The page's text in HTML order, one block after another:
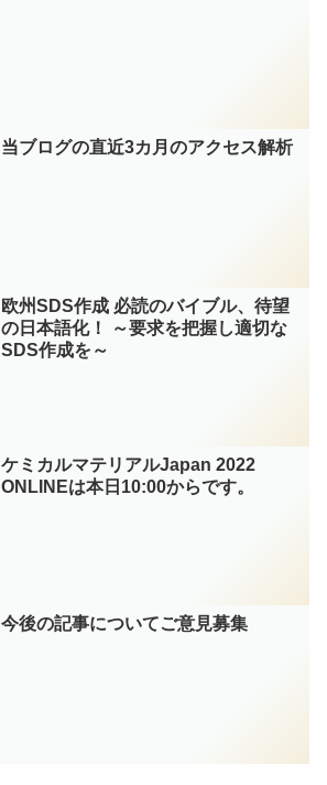
当ブログの直近3カ月のアクセス解析
欧州SDS作成 必読のバイブル、待望
の日本語化！ ～要求を把握し適切な
SDS作成を～
ケミカルマテリアルJapan 2022
ONLINEは本日10:00からです。
今後の記事についてご意見募集